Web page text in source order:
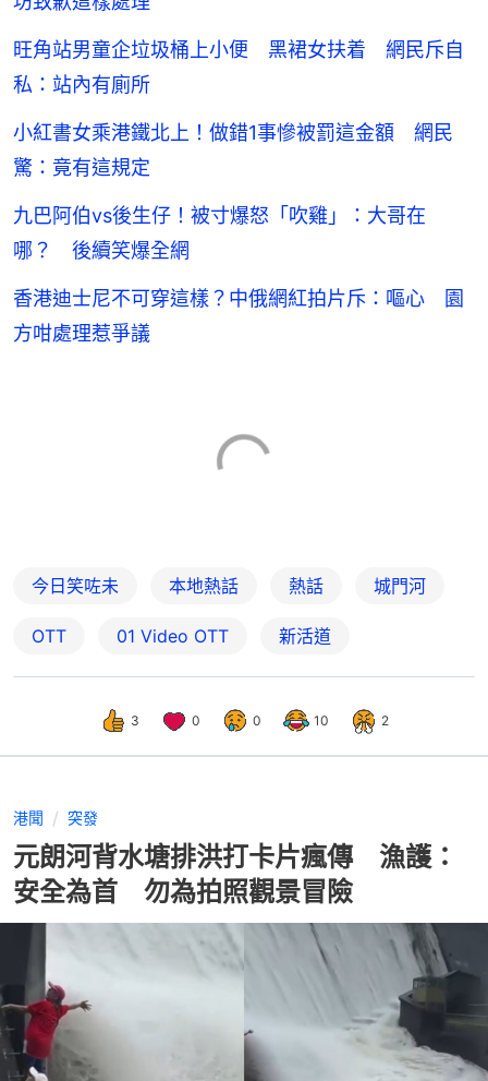
旺角站男童企垃圾桶上小便 黑裙女扶着 網民斥自
私：站內有廁所
小紅書女乘港鐵北上！做錯1事慘被罰這金額 網民
驚：竟有這規定
九巴阿伯vs後生仔！被寸爆怒「吹雞」：大哥在
哪？ 後續笑爆全網
香港迪士尼不可穿這樣？中俄網紅拍片斥：嘔心 園
方咁處理惹爭議
今日笑咗未 本地熱話 熱話 城門河
OTT 01‌ ‌Video‌ ‌OTT 新活道
3 0 0 10 2
港聞 突發
元朗河背水塘排洪打卡片瘋傳 漁護：
安全為首 勿為拍照觀景冒險